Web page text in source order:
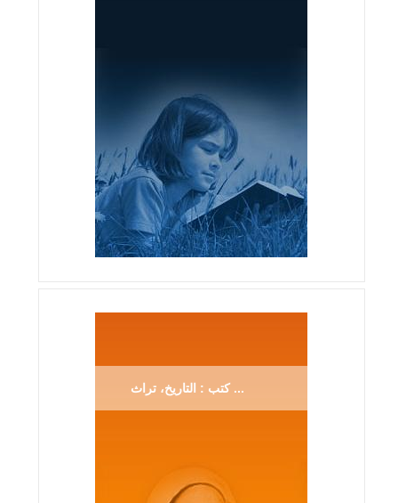
كتب : التاريخ، تراث ...